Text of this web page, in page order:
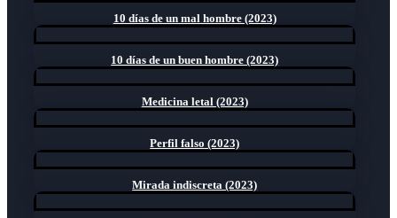
10 días de un mal hombre (2023)
10 días de un buen hombre (2023)
Medicina letal (2023)
Perfil falso (2023)
Mirada indiscreta (2023)